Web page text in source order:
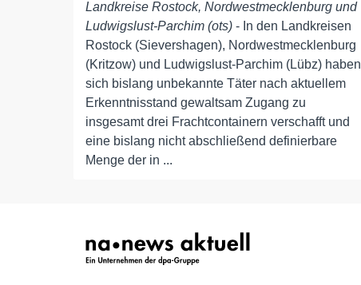
Landkreise Rostock, Nordwestmecklenburg und
Ludwigslust-Parchim (ots) - In den Landkreisen
Rostock (Sievershagen), Nordwestmecklenburg
(Kritzow) und Ludwigslust-Parchim (Lübz) haben
sich bislang unbekannte Täter nach aktuellem
Erkenntnisstand gewaltsam Zugang zu
insgesamt drei Frachtcontainern verschafft und
eine bislang nicht abschließend definierbare
Menge der in ...